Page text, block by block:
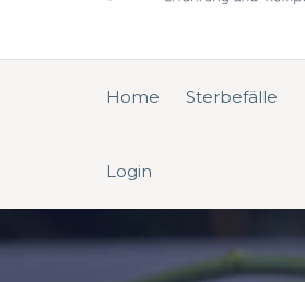
Home Sterbefälle
Login